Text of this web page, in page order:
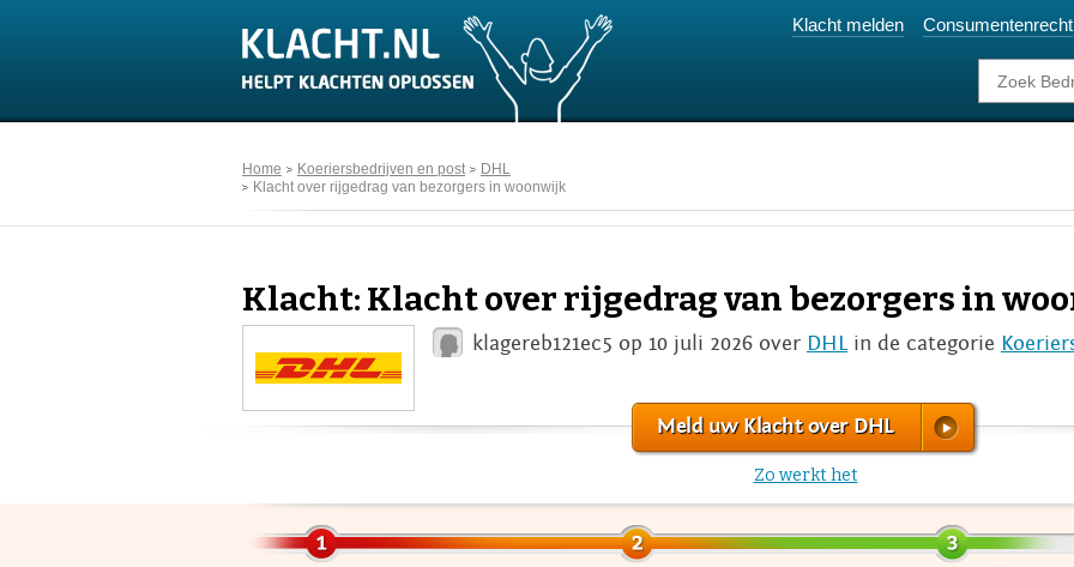
Klacht melden Consumentenrecht
Home Koeriersbedrijven en post
DHL
Klacht over rijgedrag van bezorgers in woonwijk
Klacht: Klacht over rijgedrag van bezorgers in
klagereb121ec5 op 10 juli 2026 over DHLin de categorie
Meld uw Klacht over DHL
Zo werkt het